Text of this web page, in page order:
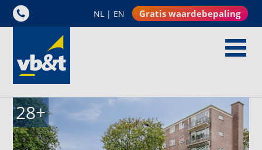
NL | EN Gratis waardebepaling
28+